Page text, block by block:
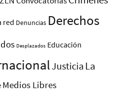
red Denuncias Derechos
Desplazados Educación
Justicia La
Medios Libres